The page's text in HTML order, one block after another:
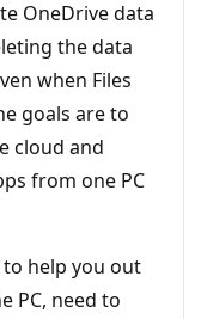
OneDrive data
the data
when Files
goals are to
cloud and
from one PC
help you out
PC, need to